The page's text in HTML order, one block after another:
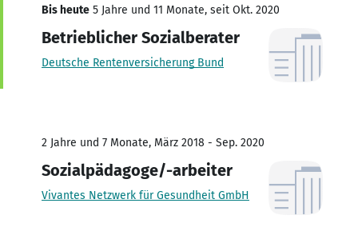
Bis heute 5 Jahre und 11 Monate, seit Okt. 2020
Betrieblicher Sozialberater
Deutsche Rentenversicherung Bund
2 Jahre und 7 Monate, März 2018 - Sep. 2020
Sozialpädagoge/-arbeiter
Vivantes Netzwerk für Gesundheit GmbH